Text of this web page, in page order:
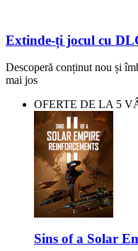
Extinde-ți jocul cu
Descoperă conținut nou și
mai jos
OFERTE DE LA 5
Sins of a Solar